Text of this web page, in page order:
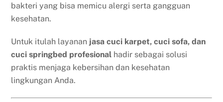
bakteri yang bisa memicu alergi serta gangguan
kesehatan.
Untuk itulah layanan jasa cuci karpet, cuci sofa, dan
cuci springbed profesional hadir sebagai solusi
praktis menjaga kebersihan dan kesehatan
lingkungan Anda.